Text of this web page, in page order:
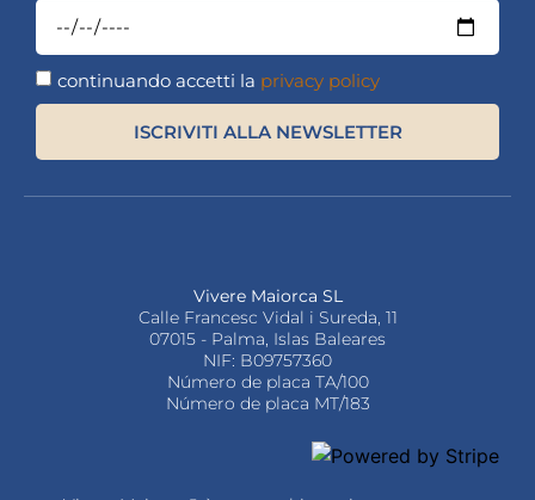
continuando accetti la privacy policy
ISCRIVITI ALLA NEWSLETTER
Vivere Maiorca SL
Calle Francesc Vidal i Sureda, 11
07015 - Palma, Islas Baleares
NIF: B09757360
Número de placa TA/100
Número de placa MT/183